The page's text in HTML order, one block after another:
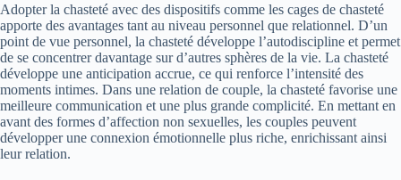
Adopter la chasteté avec des dispositifs comme les cages de chasteté
apporte des avantages tant au niveau personnel que relationnel. D’un
point de vue personnel, la chasteté développe l’autodiscipline et permet
de se concentrer davantage sur d’autres sphères de la vie. La chasteté
développe une anticipation accrue, ce qui renforce l’intensité des
moments intimes. Dans une relation de couple, la chasteté favorise une
meilleure communication et une plus grande complicité. En mettant en
avant des formes d’affection non sexuelles, les couples peuvent
développer une connexion émotionnelle plus riche, enrichissant ainsi
leur relation.